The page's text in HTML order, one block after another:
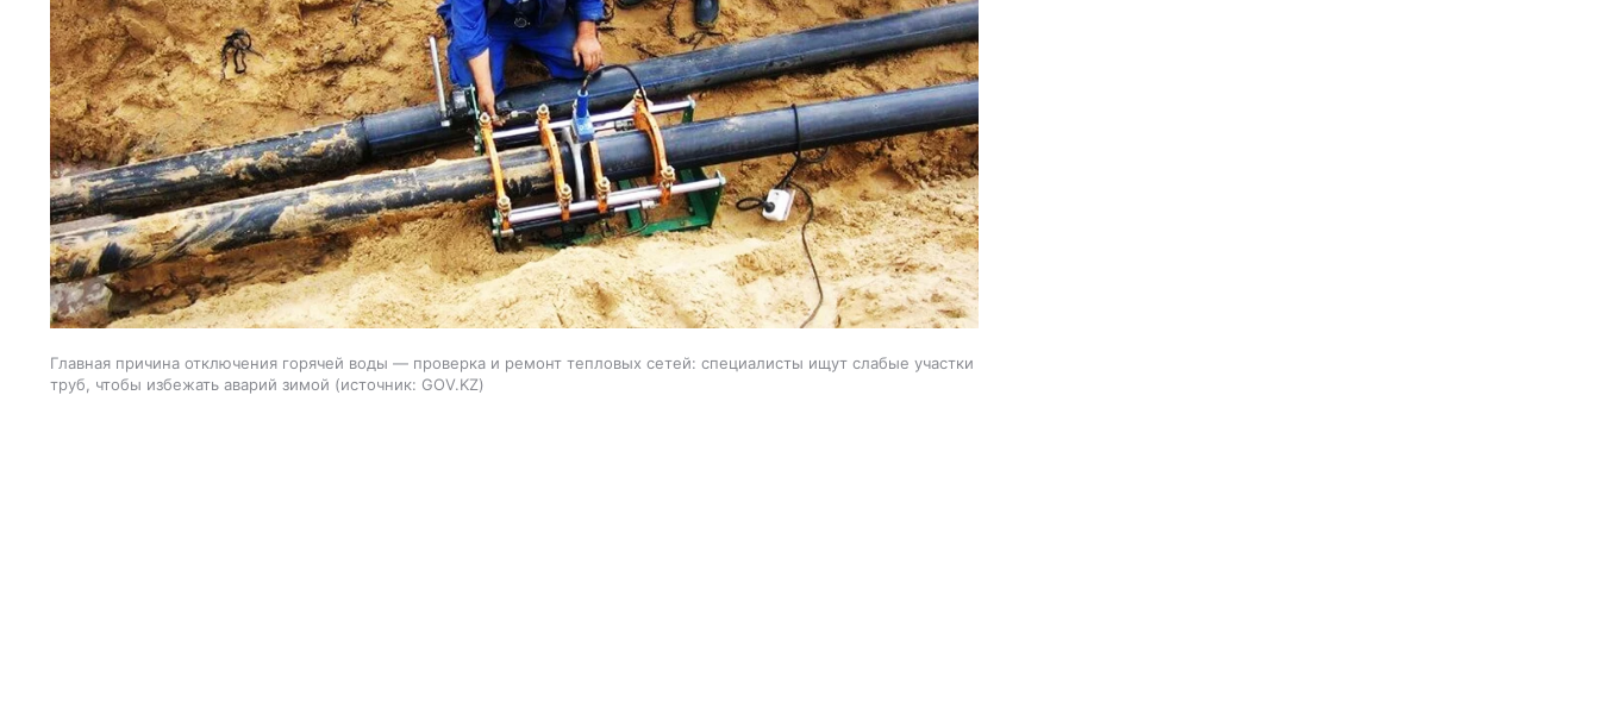
Главная причина отключения горячей воды — проверка и ремонт тепловых сетей: специалисты ищут слабые участки
труб, чтобы избежать аварий зимой
источник: GOV.KZ